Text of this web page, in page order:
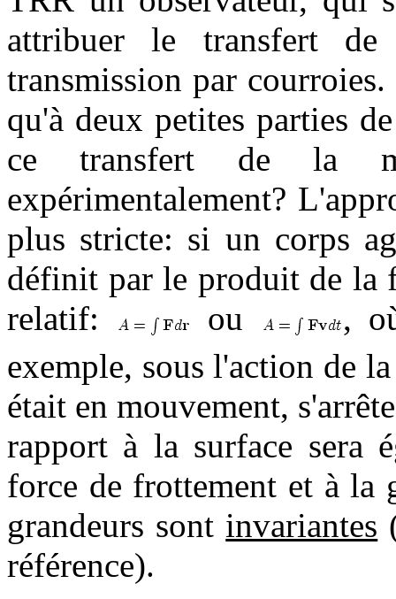
attribuer le transfert
transmission par
qu'à deux petites parties
ce transfert de la
expérimentalement?
plus stricte: si un corps
définit par le produit de la
relatif:
ou
,
exemple, sous l'action de
était en mouvement,
rapport à la surface sera
force de frottement et à la
grandeurs sont invariantes
référence).